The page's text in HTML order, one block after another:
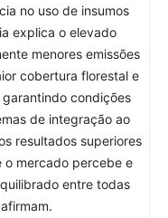
no uso de insumos
explica o elevado
menores emissões
cobertura florestal e
condições
de integração ao
resultados superiores
o mercado percebe e
entre todas